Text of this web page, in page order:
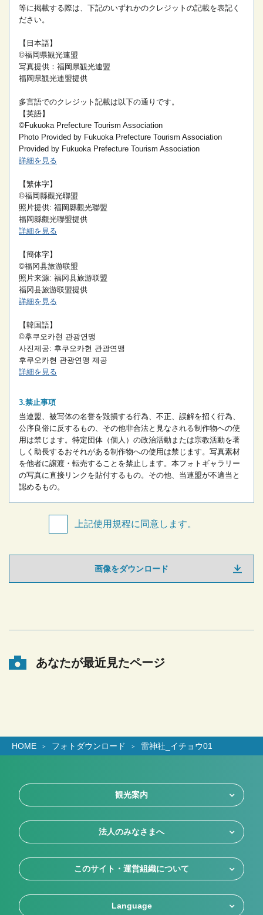
等に掲載する際は、下記のいずれかのクレジットの記載を表記く
ださい。
【日本語】
©福岡県観光連盟
写真提供：福岡県観光連盟
福岡県観光連盟提供
多言語でのクレジット記載は以下の通りです。
【英語】
©Fukuoka Prefecture Tourism Association
Photo Provided by Fukuoka Prefecture Tourism Association
Provided by Fukuoka Prefecture Tourism Association
詳細を見る
【繁体字】
©福岡縣觀光聯盟
照片提供: 福岡縣觀光聯盟
福岡縣觀光聯盟提供
詳細を見る
【簡体字】
©福冈县旅游联盟
照片来源: 福冈县旅游联盟
福冈县旅游联盟提供
詳細を見る
【韓国語】
©후쿠오카현 관광연맹
사진제공: 후쿠오카현 관광연맹
후쿠오카현 관광연맹 제공
詳細を見る
禁止事項
当連盟、被写体の名誉を毀損する行為、不正、誤解を招く行為、
公序良俗に反するもの、その他非合法と見なされる制作物への使
用は禁じます。 特定団体（個人）の政治活動または宗教活動を著
しく助長するおそれがある制作物への使用は禁じます。 写真素材
を他者に譲渡・転売することを禁止します。 本フォトギャラリー
の写真に直接リンクを貼付するもの。 その他、当連盟が不適当と
認めるもの。
上記使用規程に同意します。
画像をダウンロード
あなたが最近見たページ
HOME フォトダウンロード 雷神社_イチョウ01
観光案内
法人のみなさまへ
このサイト・運営組織について
Language